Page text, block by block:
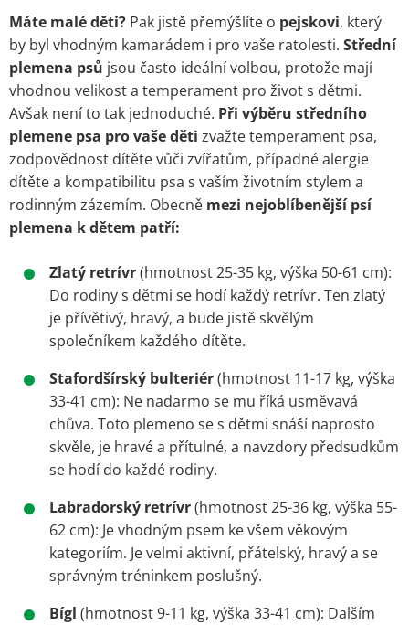
Máte malé děti? Pak jistě přemýšlíte o pejskovi, který
by byl vhodným kamarádem i pro vaše ratolesti. Střední
plemena psů jsou často ideální volbou, protože mají
vhodnou velikost a temperament pro život s dětmi.
Avšak není to tak jednoduché. Při výběru středního
plemene psa pro vaše děti zvažte temperament psa,
zodpovědnost dítěte vůči zvířatům, případné alergie
dítěte a kompatibilitu psa s vaším životním stylem a
rodinným zázemím. Obecně mezi nejoblíbenější psí
plemena k dětem patří:
Zlatý retrívr(hmotnost 25-35 kg, výška 50-61 cm):
Do rodiny s dětmi se hodí každý retrívr. Ten zlatý
je přívětivý, hravý, a bude jistě skvělým
společníkem každého dítěte.
Stafordšírský bulteriér(hmotnost 11-17 kg, výška
33-41 cm): Ne nadarmo se mu říká usměvavá
chůva. Toto plemeno se s dětmi snáší naprosto
skvěle, je hravé a přítulné, a navzdory předsudkům
se hodí do každé rodiny.
Labradorský retrívr(hmotnost 25-36 kg, výška 55-
62 cm): Je vhodným psem ke všem věkovým
kategoriím. Je velmi aktivní, přátelský, hravý a se
správným tréninkem poslušný.
Bígl (hmotnost 9-11 kg, výška 33-41 cm): Dalším